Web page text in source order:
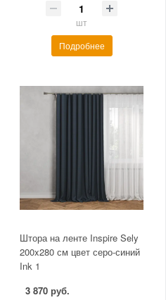
шт
Подробнее
Штора на ленте Inspire Sely
200x280 см цвет серо-синий
Ink 1
3 870 руб.